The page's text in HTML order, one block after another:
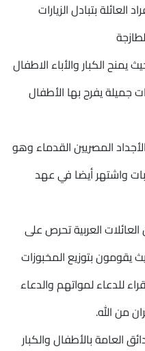
العائلة بتبادل الزيارات
الكبار والأباء الاطفال
جميلة يفرح بها الأطفال
المصريين القدماء وهو
واشتهر أيضا في عهد
العائلات العربية تحرص على
يقومون بتوزيع المخبوزات
للدعاء لمواتهم والدعاء
من الله.
العامة بالأطفال والكبار